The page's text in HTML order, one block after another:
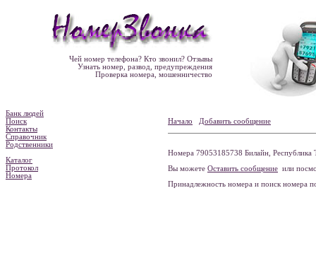
Чей номер телефона? Кто звонил? Отзывы
Узнать номер, развод, предупреждения
Проверка номера, мошенничество
Банк людей
Поиск
Контакты
Справочник
Родственники
Каталог
Протокол
Номера
Начало Добавить сообщение
Номера 79053185738 Билайн, Республика
Вы можете Оставить сообщение или
Принадлежность номера и поиск номера